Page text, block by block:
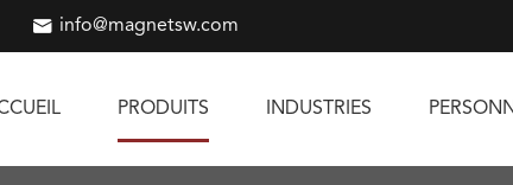
 info@magnetsw.com
PRODUITS INDUSTRIES